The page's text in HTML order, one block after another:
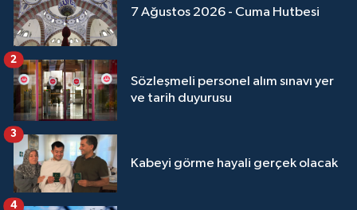
7 Ağustos 2026 - Cuma Hutbesi
Sözleşmeli personel alım sınavı yer
ve tarih duyurusu
2
Kabeyi görme hayali gerçek olacak
3
4
Konya Müftülüğü
Kütahya Müftülüğü
Malatya Müftülüğü
Manisa Müftülüğü
Mardin Müftülüğü